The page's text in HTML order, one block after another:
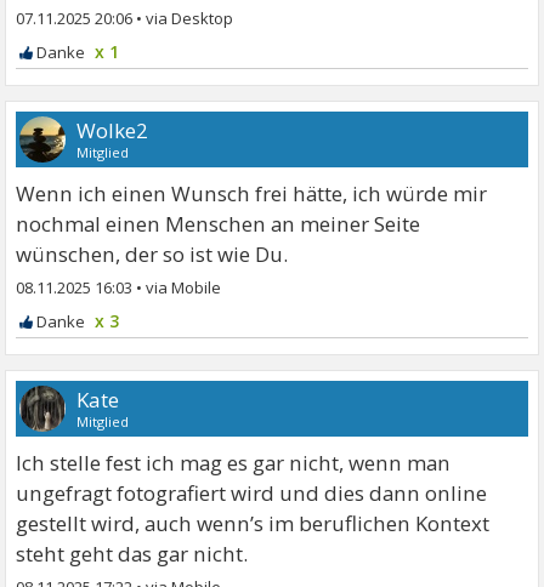
07.11.2025 20:06 •
x 1
Wolke2
Mitglied
Wenn ich einen Wunsch frei hätte, ich würde mir
nochmal einen Menschen an meiner Seite
wünschen, der so ist wie Du.
08.11.2025 16:03 •
x 3
Kate
Mitglied
Ich stelle fest ich mag es gar nicht, wenn man
ungefragt fotografiert wird und dies dann online
gestellt wird, auch wenn’s im beruflichen Kontext
steht geht das gar nicht.